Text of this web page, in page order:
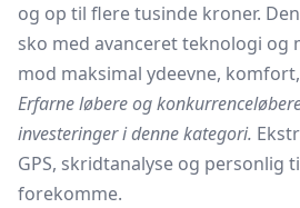
og op til flere tusinde kroner.
sko med avanceret teknologi og
mod maksimal ydeevne,
Erfarne løbere og
investeringer i denne kategori.
GPS, skridtanalyse og personlig
forekomme.